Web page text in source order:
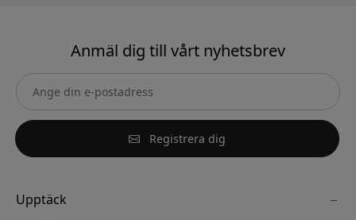
Anmäl dig till vårt nyhetsbrev
Registrera dig
Upptäck